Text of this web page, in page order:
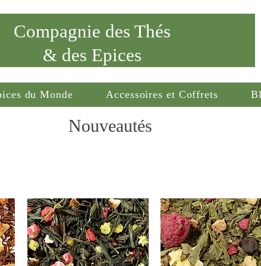
Compagnie des Thés
& des Epices
du Monde Accessoires et Coffrets
Nouveautés